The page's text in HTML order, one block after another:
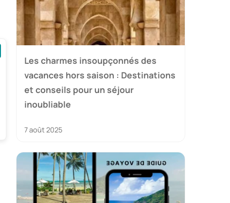
Les charmes insoupçonnés des
vacances hors saison : Destinations
et conseils pour un séjour
inoubliable
7 août 2025